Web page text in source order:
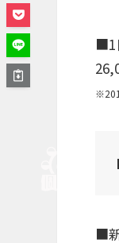
■1
■